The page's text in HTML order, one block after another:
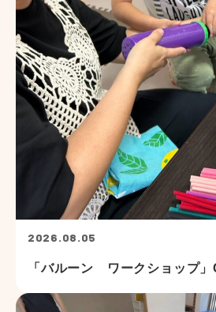
2026.08.05
「バルーン ワークショップ」